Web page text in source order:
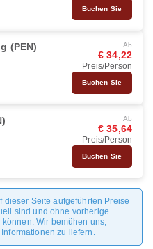
Buchen Sie
(PEN) Ab
€ 34,22
Preis/Person
Buchen Sie
Ab
€ 35,64
Preis/Person
Buchen Sie
dieser Seite aufgeführten Preise
sind und ohne vorherige
Wir bemühen uns,
zu liefern.